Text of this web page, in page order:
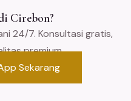
Cirebon?
24/7. Konsultasi gratis,
premium.
Sekarang